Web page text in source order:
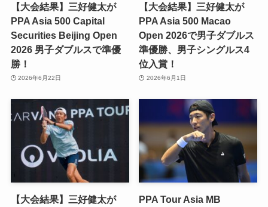
【大会結果】三好健太が
PPA Asia 500 Capital
Securities Beijing Open
2026 男子ダブルスで準優
勝！
2026年6月22日
【大会結果】三好健太が
PPA Asia 500 Macao
Open 2026で男子ダブルス
準優勝、男子シングルス4
位入賞！
2026年6月1日
【大会結果】三好健太が
PPA Tour Asia MB